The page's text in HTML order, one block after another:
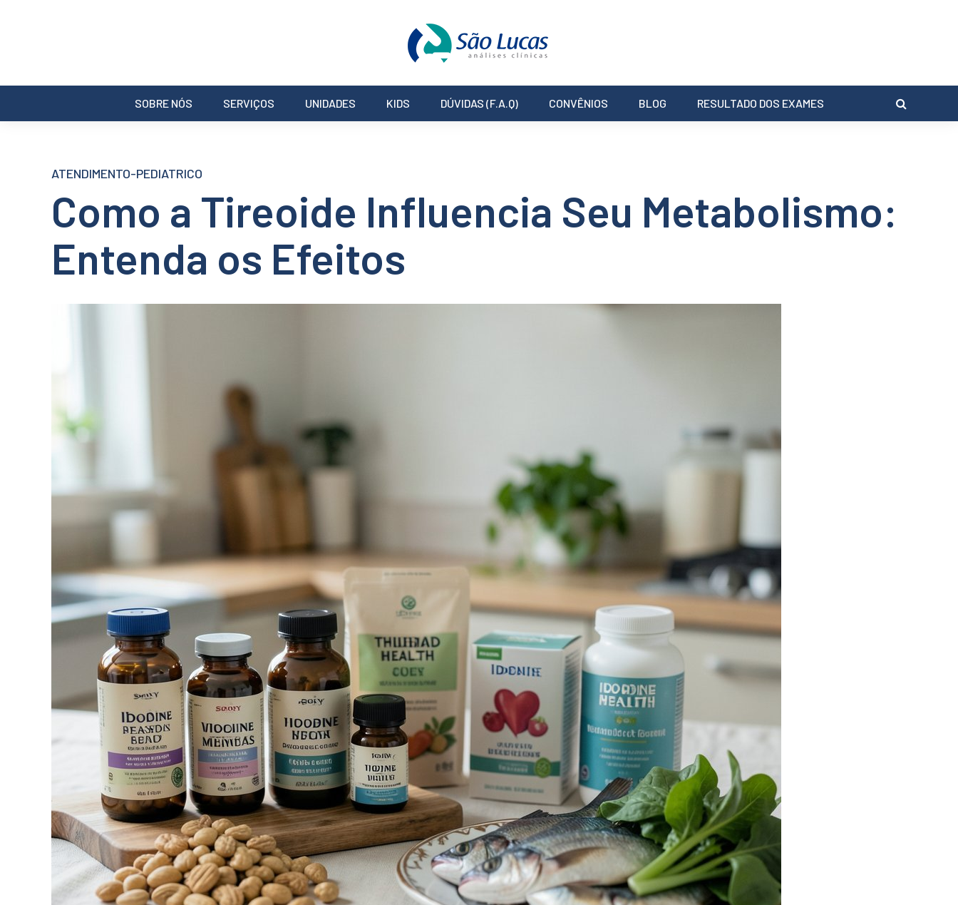
SOBRE NÓS SERVIÇOS UNIDADES KIDS DÚVIDAS (F.A.Q) CONVÊNIOS BLOG RESULTADO DOS EXAMES
ATENDIMENTO-PEDIATRICO
Como a Tireoide Influencia Seu Metabolismo:
Entenda os Efeitos